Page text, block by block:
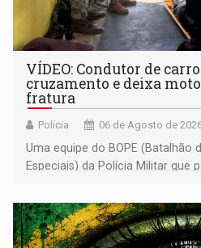
VÍDEO: Condutor de
cruzamento e deixa
fratura
Polícia 06 de Agosto de
Uma equipe do BOPE (Batalhão
Especiais) da Polícia Militar que